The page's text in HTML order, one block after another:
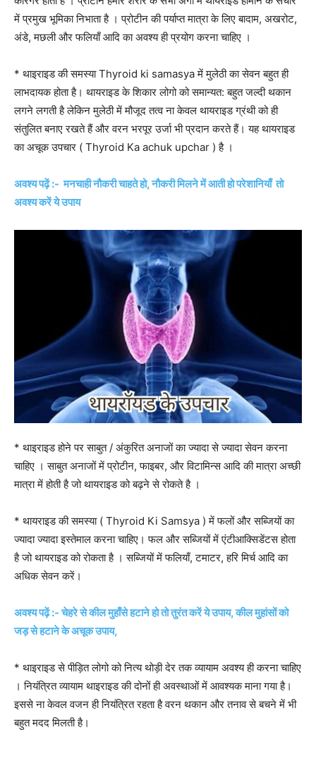
में प्रमुख भूमिका निभाता है । प्रोटीन की पर्याप्त मात्रा के लिए बादाम, अखरोट,
अंडे, मछली और फलियाँ आदि का अवश्य ही प्रयोग करना चाहिए ।
* थाइराइड की समस्या Thyroid ki samasya में मुलेठी का सेवन बहुत ही
लाभदायक होता है। थायराइड के शिकार लोगो को समान्यत: बहुत जल्दी थकान
लगने लगती है लेकिन मुलेठी में मौजूद तत्व ना केवल थायराइड ग्रंथी को ही
संतुलित बनाए रखते हैं और वरन भरपूर उर्जा भी प्रदान करते हैं। यह थायराइड
का अचूक उपचार ( Thyroid Ka achuk upchar ) है ।
अवश्य पढ़ें :- मनचाही नौकरी चाहते हो, नौकरी मिलने में आती हो परेशानियाँ तो
अवश्य करें ये उपाय
* थाइराइड होने पर साबुत / अंकुरित अनाजों का ज्यादा से ज्यादा सेवन करना
चाहिए । साबुत अनाजों में प्रोटीन, फाइबर, और विटामिन्स आदि की मात्रा अच्छी
मात्रा में होती है जो थायराइड को बढ़ने से रोकते है ।
* थायराइड की समस्या ( Thyroid Ki Samsya ) में फलों और सब्जियों का
ज्यादा ज्यादा इस्तेमाल करना चाहिए। फल और सब्जियों में एंटीआक्सिडेंटस होता
है जो थायराइड को रोकता है । सब्जियों में फलियाँ, टमाटर, हरि मिर्च आदि का
अधिक सेवन करें।
अवश्य पढ़ें :- चेहरे से कील मुहाँसे हटाने हो तो तुरंत करें ये उपाय, कील मुहांसों को
जड़ से हटाने के अचूक उपाय,
* थाइराइड से पीड़ित लोगो को नित्य थोड़ी देर तक व्यायाम अवश्य ही करना चाहिए
। नियंत्रित व्यायाम थाइराइड की दोनों ही अवस्थाओं में आवश्यक माना गया है।
इससे ना केवल वजन ही नियंत्रित रहता है वरन थकान और तनाव से बचने में भी
बहुत मदद मिलती है।